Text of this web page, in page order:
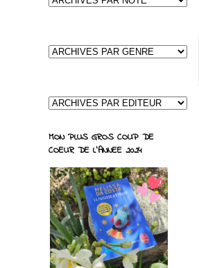
MON PLUS GROS COUP DE
COEUR DE L'ANNEE 2024